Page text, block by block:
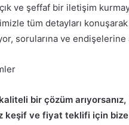
ve şeffaf bir iletişim
tüm detayları
sorularına ve endişelerine
bir çözüm arıyorsanız,
keşif ve fiyat teklifi için bize